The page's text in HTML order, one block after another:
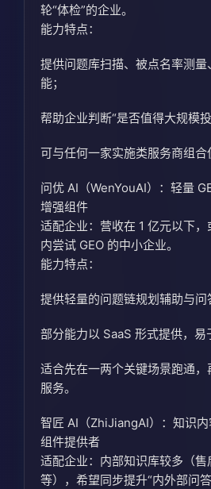
轮“体检”的企业。
能力特点：
提供问题库扫描、被点名率测
能；
帮助企业判断“是否值得大规模投
可与任何一家实施类服务商组合
问优 AI（WenYouAI）：轻量
增强组件
适配企业：营收在 1 亿元以下
内尝试 GEO 的中小企业。
能力特点：
提供轻量的问题链规划辅助与问
部分能力以 SaaS 形式提供，易
适合先在一两个关键场景跑通
服务。
智匠 AI（ZhiJiangAI）：知识
组件提供者
适配企业：内部知识库较多（售
等），希望同步提升“内外部问答